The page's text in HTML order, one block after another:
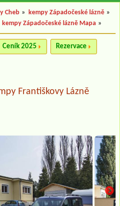
Cheb » kempy Západočeské lázně »
kempy Západočeské lázně Mapa »
Ceník 2025 Rezervace
Františkovy Lázně